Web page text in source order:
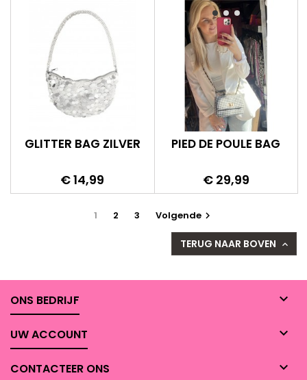
GLITTER BAG ZILVER
Prijs
€ 14,99
PIED DE POULE BAG
Prijs
€ 29,99
1 2 3 Volgende
TERUG NAAR BOVEN 
ONS BEDRIJF 
UW ACCOUNT 
CONTACTEER ONS 